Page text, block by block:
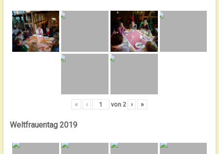
« ‹ von 2 › »
Weltfrauentag 2019